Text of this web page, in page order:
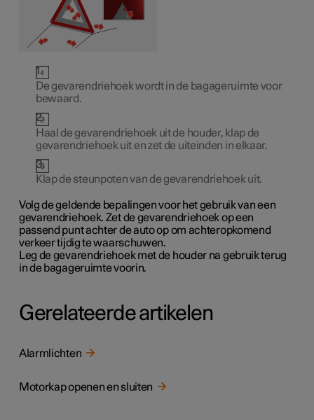
De gevarendriehoek wordt in de bagageruimte voor
bewaard.
Haal de gevarendriehoek uit de houder, klap de
gevarendriehoek uit en zet de uiteinden in elkaar.
Klap de steunpoten van de gevarendriehoek uit.
Volg de geldende bepalingen voor het gebruik van een
gevarendriehoek. Zet de gevarendriehoek op een
passend punt achter de auto op om achteropkomend
verkeer tijdig te waarschuwen.
Leg de gevarendriehoek met de houder na gebruik terug
in de bagageruimte voorin.
Gerelateerde artikelen
Alarmlichten
Motorkap openen en sluiten